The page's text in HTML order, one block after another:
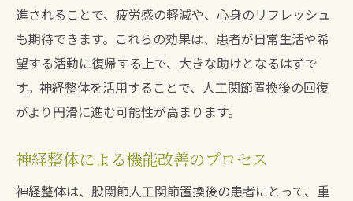
進されることで、疲労感の軽減や、心身のリフレッシュ
も期待できます。これらの効果は、患者が日常生活や希
望する活動に復帰する上で、大きな助けとなるはずで
す。神経整体を活用することで、人工関節置換後の回復
がより円滑に進む可能性が高まります。
神経整体による機能改善のプロセス
神経整体は、股関節人工関節置換後の患者にとって、重